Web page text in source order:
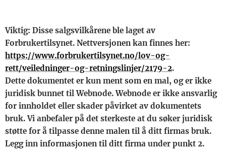
Viktig: Disse salgsvilkårene ble laget av
Forbrukertilsynet. Nettversjonen kan finnes her:
https://www.forbrukertilsynet.no/lov-og-
rett/veiledninger-og-retningslinjer/2179-2.
Dette dokumentet er kun ment som en mal, og er ikke
juridisk bunnet til Webnode. Webnode er ikke ansvarlig
for innholdet eller skader påvirket av dokumentets
bruk. Vi anbefaler på det sterkeste at du søker juridisk
støtte for å tilpasse denne malen til å ditt firmas bruk.
Legg inn informasjonen til ditt firma under punkt 2.